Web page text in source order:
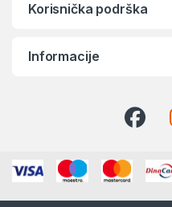
Korisnička podrška
Informacije